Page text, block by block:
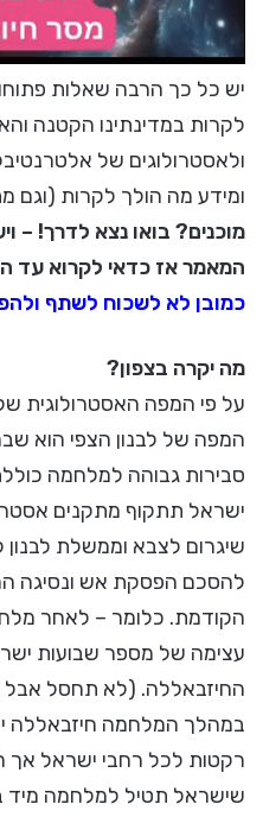
יש כל כך הרבה שאלות
לקרות במדינתינו הקטנה
ולאסטרולוגים של
ומידע מה הולך לקרות (וגם
מוכנים? בואו נצא לדרך! –
המאמר אז כדאי לקרוא עד
כמובן לא לשכוח לשתף
מה יקרה בצפון?
על פי המפה האסטרולוגית
המפה של לבנון הצפי הוא
סבירות גבוהה למלחמה
ישראל תתקוף מתקנים
שיגרום לצבא וממשלת
להסכם הפסקת אש ונסיגה
הקודמת. כלומר – לאחר
עצימה של מספר שבועות
החיזבאללה. (לא תחסל
במהלך המלחמה חיזבאללה
רקטות לכל רחבי ישראל אך
שישראל תטיל למלחמה מיד